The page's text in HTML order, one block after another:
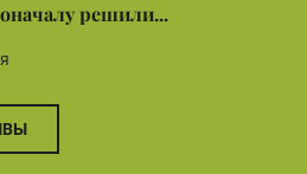
решили...